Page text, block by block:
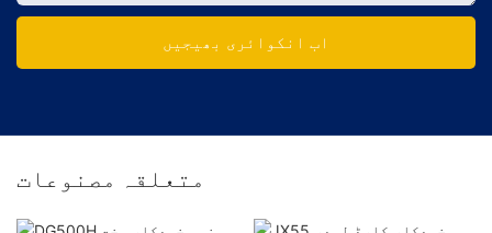
اب انکوائری بھیجیں
متعلقہ مصنوعات